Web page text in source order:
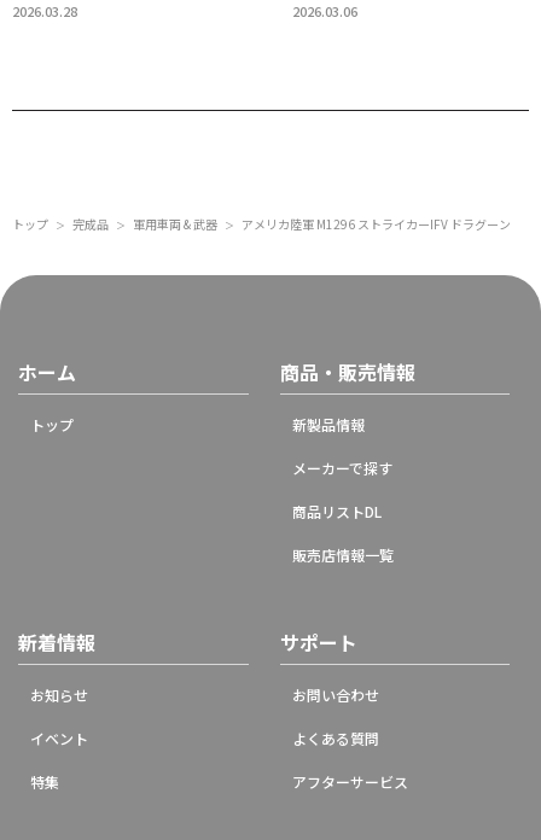
2026.03.28 2026.03.06
トップ ＞ 完成品 ＞ 軍用車両 & 武器 ＞ アメリカ陸軍 M1296 ストライカーIFV ドラグーン
ホーム
トップ
商品・販売情報
新製品情報
メーカーで探す
商品リストDL
販売店情報一覧
新着情報
お知らせ
イベント
特集
サポート
お問い合わせ
よくある質問
アフターサービス